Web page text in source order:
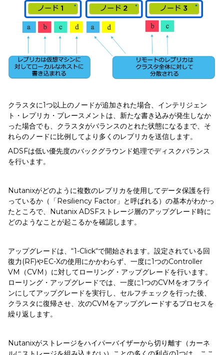
クラスタに1つ以上のノードが追加された場合、インテリジェン
ト・レプリカ・プレースメントは、新たな書き込みが発生しなか
った場合でも、クラスタがバランスのとれた状態になるまで、そ
れらのノードに比例してより多くのレプリカを送信します。
ADSFは低い優先度のバックグラウンド処理でディスクバランス
を行います。
Nutanixがどのように複数のレプリカを使用してデータ保護を行
っているか（「Resiliency Factor」と呼ばれる）の基本がわかっ
たところで、Nutanix ADSFストレージ層のアップグレード時に
どのようなことが起こるかを確認します。
アップグレードは、“1-Click“で開始されます。設定されている回
復力(RF)やEC-Xの使用にかかわらず、一度に1つのController
VM（CVM）に対してローリング・アップグレードを行います。
ローリング・アップグレードでは、一度に1つのCVMをオフライ
ンにしてアップグレードを実行し、セルフチェックを行った後、
クラスタに復帰させ、次のCVMをアップグレードするプロセスを
繰り返します。
Nutanixがストレージをハイパーバイザーから切り離す（カーネ